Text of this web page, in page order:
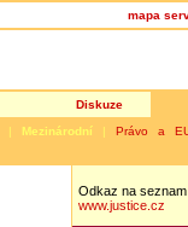
mapa
Diskuze
| Mezinárodní | Právo a
Odkaz na
www.justice.cz